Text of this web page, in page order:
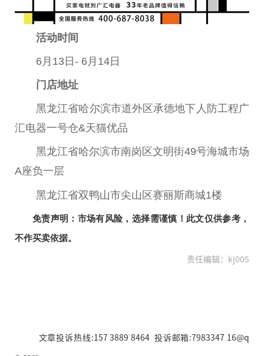
活动时间
6月13日- 6月14日
门店地址
黑龙江省哈尔滨市道外区承德地下人防工程广
汇电器一号仓&天猫优品
黑龙江省哈尔滨市南岗区文明街49号海城市场
A座负一层
黑龙江省双鸭山市尖山区赛丽斯商城1楼
免责声明：市场有风险，选择需谨慎！此文仅供参考，
不作买卖依据。
责任编辑：kj005
文章投诉热线:157 3889 8464 投诉邮箱:7983347 16@q